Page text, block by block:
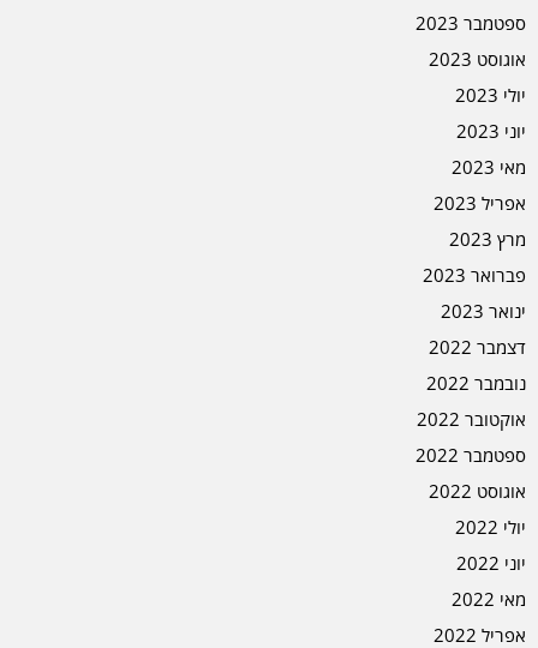
ספטמבר 2023
אוגוסט 2023
יולי 2023
יוני 2023
מאי 2023
אפריל 2023
מרץ 2023
פברואר 2023
ינואר 2023
דצמבר 2022
נובמבר 2022
אוקטובר 2022
ספטמבר 2022
אוגוסט 2022
יולי 2022
יוני 2022
מאי 2022
אפריל 2022